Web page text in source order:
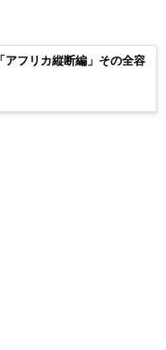
アフリカ縦断編」その全容